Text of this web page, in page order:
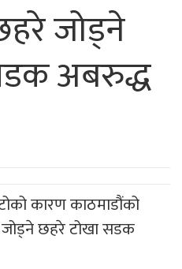
जोड्ने
अबरुद्ध
कारण काठमाडौंको
छहरे टोखा सडक